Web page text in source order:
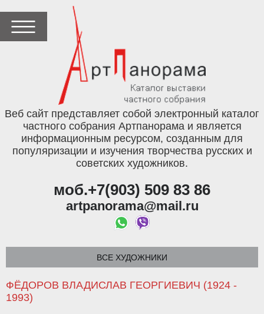
Веб сайт представляет собой электронный каталог
частного собрания Артпанорама и является
информационным ресурсом, созданным для
популяризации и изучения творчества русских и
советских художников.
моб.+7(903) 509 83 86
artpanorama@mail.ru
ВСЕ ХУДОЖНИКИ
ФЁДОРОВ ВЛАДИСЛАВ ГЕОРГИЕВИЧ (1924 -
1993)